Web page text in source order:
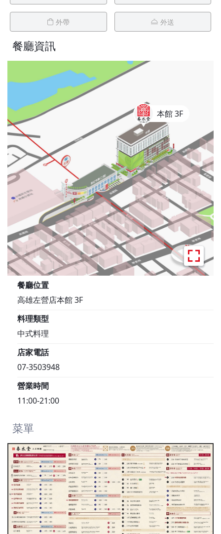
外帶 外送
餐廳資訊
本館 3F
餐廳位置
高雄左營店本館 3F
料理類型
中式料理
店家電話
07-3503948
營業時間
11:00-21:00
菜單